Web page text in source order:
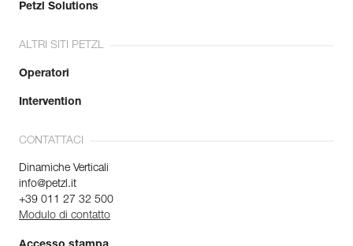
Petzl Solutions
ALTRI SITI PETZL
Operatori
Intervention
CONTATTACI
Dinamiche Verticali
info@petzl.it
+39 011 27 32 500
Modulo di contatto